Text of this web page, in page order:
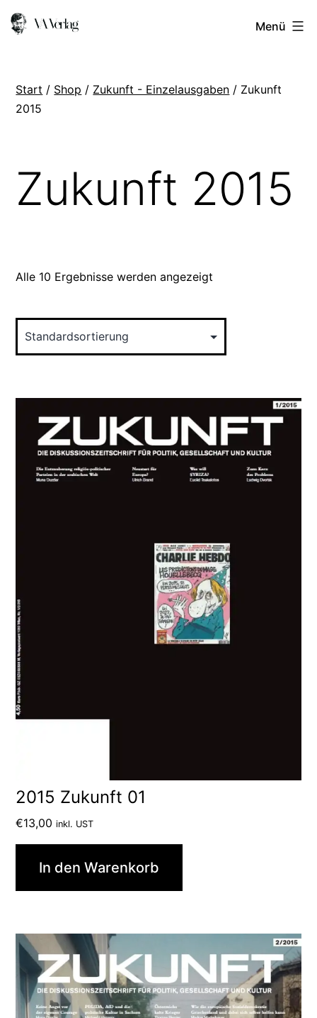
Zum
Inhalt
VA
Menü
Start / Shop / Zukunft - Einzelausgaben / Zukunft
2015
Zukunft 2015
Alle 10 Ergebnisse werden angezeigt
2015 Zukunft 01
€13,00 inkl. UST
In den Warenkorb